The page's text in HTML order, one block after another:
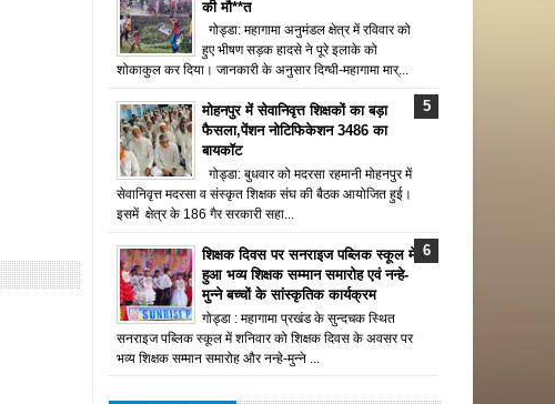
की मौ**त
गोड्डा: महागामा अनुमंडल क्षेत्र में रविवार को
हुए भीषण सड़क हादसे ने पूरे इलाके को
शोकाकुल कर दिया। जानकारी के अनुसार दिग्घी-महागामा मार्...
मोहनपुर में सेवानिवृत्त शिक्षकों का बड़ा
फैसला,पेंशन नोटिफिकेशन 3486 का
बायकॉट
गोड्डा: बुधवार को मदरसा रहमानी मोहनपुर में
सेवानिवृत्त मदरसा व संस्कृत शिक्षक संघ की बैठक आयोजित हुई।
इसमें क्षेत्र के 186 गैर सरकारी सहा...
शिक्षक दिवस पर सनराइज पब्लिक स्कूल में
हुआ भव्य शिक्षक सम्मान समारोह एवं नन्हे-
मुन्ने बच्चों के सांस्कृतिक कार्यक्रम
गोड्डा : महागामा प्रखंड के सुन्दचक स्थित
सनराइज पब्लिक स्कूल में शनिवार को शिक्षक दिवस के अवसर पर
भव्य शिक्षक सम्मान समारोह और नन्हे-मुन्ने ...